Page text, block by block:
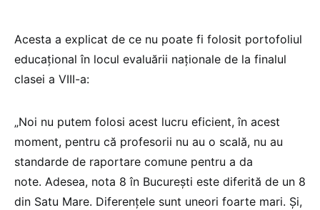
Acesta a explicat de ce nu poate fi folosit portofoliul
educațional în locul evaluării naționale de la finalul
clasei a VIII-a:
„Noi nu putem folosi acest lucru eficient, în acest
moment, pentru că profesorii nu au o scală, nu au
standarde de raportare comune pentru a da
note. Adesea, nota 8 în București este diferită de un 8
din Satu Mare. Diferențele sunt uneori foarte mari. Și,